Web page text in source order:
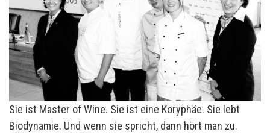
Sie ist Master of Wine. Sie ist eine Koryphäe. Sie lebt
Biodynamie. Und wenn sie spricht, dann hört man zu.